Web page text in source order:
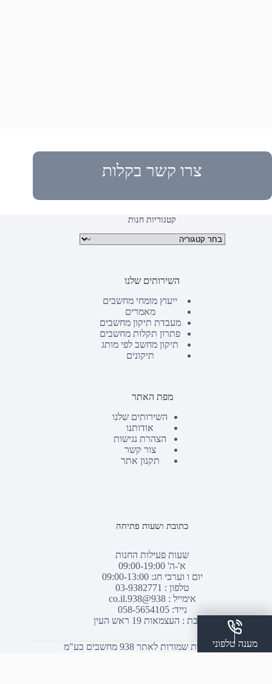
צרו קשר בקלות
קטגוריות חנות
קטגוריות מוצרים
השירותים שלנו
ייעוץ מומחי מחשבים
מאמרים
מעבדת תיקון מחשבים
פתרון תקלות מחשבים
תיקון מחשב לפי מותג
תיקונים
מפת האתר
השירותים שלנו
אודותנו
הצהרת נגישות
צור קשר
תקנון אתר
כתובת ושעות פתיחה
שעות פעילות החנות
א'-ה' 09:00-19:00
יום ו וערבי חג: 09:00-13:00
טלפון : 03-9382771
אימייל :938@938.co.il
נייד: 058-5654105
כתובת : העצמאות 19 ראש העין
© כל הזכויות שמורות לאתר 938 מחשבים בע"מ
מענה טלפוני